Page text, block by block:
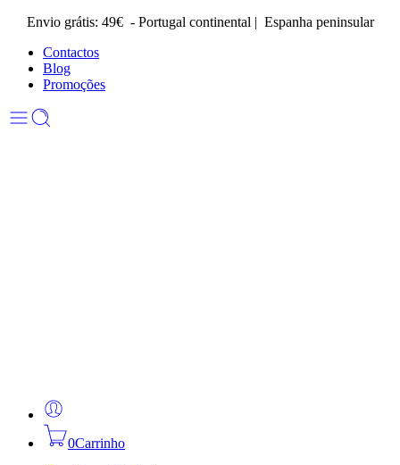
Envio grátis: 49€ - Portugal continental | Espanha peninsular
Contactos
Blog
Promoções
0Carrinho